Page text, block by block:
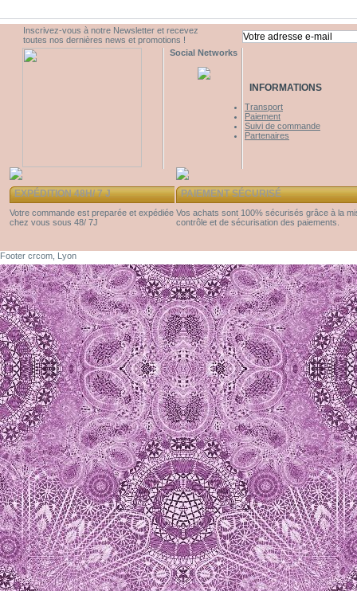
Inscrivez-vous à notre Newsletter et recevez
toutes nos dernières news et promotions !
Social Networks
INFORMATIONS
Transport
Paiement
Suivi de commande
Partenaires
EXPÉDITION 48H/ 7 J
Votre commande est preparée et expédiée
chez vous sous 48/ 7J
PAIEMENT SÉCURISÉ
Vos achats sont 100% sécurisés grâce à la
contrôle et de sécurisation des paiements.
Footer crcom, Lyon